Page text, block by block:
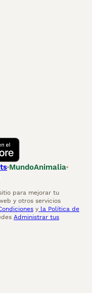
MundoAnimalia
para mejorar tu
y otros servicios
y la Política de
Administrar tus